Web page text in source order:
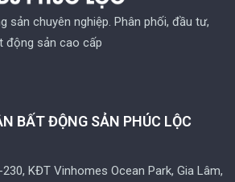
sản chuyên nghiệp. Phân phối, đầu tư,
động sản cao cấp
BẤT ĐỘNG SẢN PHÚC LỘC
KĐT Vinhomes Ocean Park, Gia Lâm,